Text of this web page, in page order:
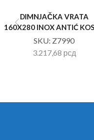
DIMNJAČKA VRATA
160X280 INOX ANTIĆ
SKU: Z7990
3.217,68 рсд